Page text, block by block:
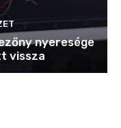
nyeresége
vissza